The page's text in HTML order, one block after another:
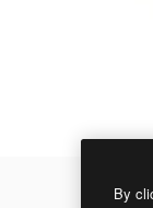
By